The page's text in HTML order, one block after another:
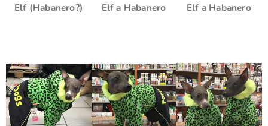
Elf (Habanero?) Elf a Habanero Elf a Habanero